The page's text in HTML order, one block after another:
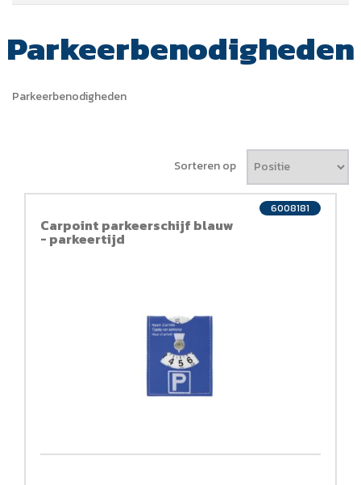
Parkeerbenodigheden
Parkeerbenodigheden
Sorteren op
Carpoint parkeerschijf blauw
- parkeertijd
6008181